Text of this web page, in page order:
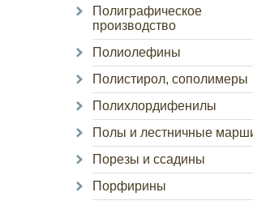
Полиграфическое
производство
Полиолефины
Полистирол, сополимеры
Полихлордифенилы
Полы и лестничные
Порезы и ссадины
Порфирины